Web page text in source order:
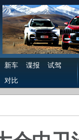
新车 谍报
试驾
对比